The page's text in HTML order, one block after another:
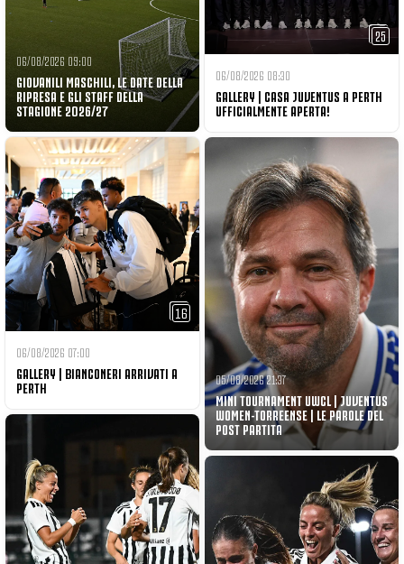
06/08/2026 09:00
GIOVANILI MASCHILI, LE DATE DELLA
RIPRESA E GLI STAFF DELLA
STAGIONE 2026/27
25
06/08/2026 08:30
GALLERY | CASA JUVENTUS A PERTH
UFFICIALMENTE APERTA!
16
06/08/2026 07:00
GALLERY | BIANCONERI ARRIVATI A
PERTH
05/08/2026 21:37
MINI TOURNAMENT UWCL | JUVENTUS
WOMEN-TORREENSE | LE PAROLE DEL
POST PARTITA